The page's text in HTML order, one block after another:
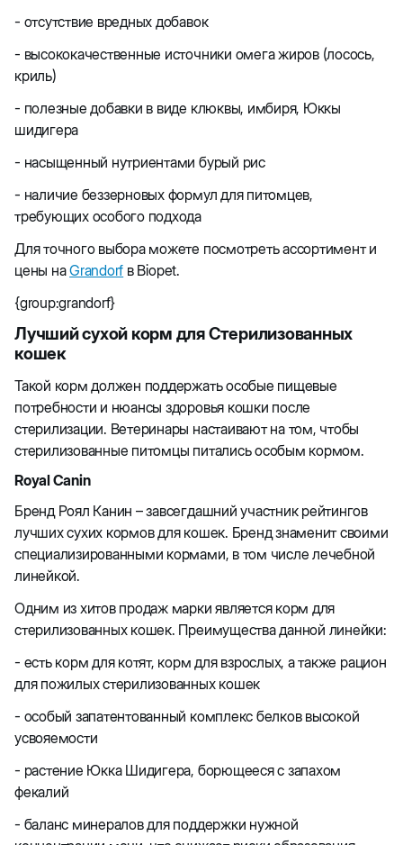
- отсутствие вредных добавок
- высококачественные источники омега жиров (лосось,
криль)
- полезные добавки в виде клюквы, имбиря, Юккы
шидигера
- насыщенный нутриентами бурый рис
- наличие беззерновых формул для питомцев,
требующих особого подхода
Для точного выбора можете посмотреть ассортимент и
цены наGrandorf в Biopet.
{group:grandorf}
Лучший сухой корм для Стерилизованных
кошек
Такой корм должен поддержать особые пищевые
потребности и нюансы здоровья кошки после
стерилизации. Ветеринары настаивают на том, чтобы
стерилизованные питомцы питались особым кормом.
Royal Canin
Бренд Роял Канин – завсегдашний участник рейтингов
лучших сухих кормов для кошек. Бренд знаменит своими
специализированными кормами, в том числе лечебной
линейкой.
Одним из хитов продаж марки является корм для
стерилизованных кошек. Преимущества данной линейки:
- есть корм для котят, корм для взрослых, а также рацион
для пожилых стерилизованных кошек
- особый запатентованный комплекс белков высокой
усвояемости
- растение Юкка Шидигера, борющееся с запахом
фекалий
- баланс минералов для поддержки нужной